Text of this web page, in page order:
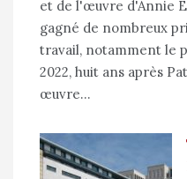
et de l'œuvre d'Annie
gagné de nombreux
travail, notamment le
2022, huit ans après
œuvre…